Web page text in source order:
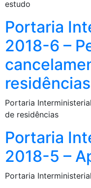
estudo
Portaria
2018-6 –
residências
Portaria
de residências
Portaria
2018-5 –
Portaria